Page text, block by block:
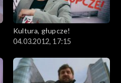
Kultura, głupcze!
04.03.2012, 17:15